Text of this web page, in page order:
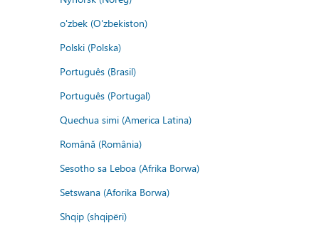
o'zbek (O'zbekiston)
Polski (Polska)
Português (Brasil)
Português (Portugal)
Quechua simi (America Latina)
Română (România)
Sesotho sa Leboa (Afrika Borwa)
Setswana (Aforika Borwa)
Shqip (shqipëri)